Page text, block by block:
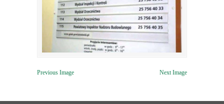
Previous Image Next Image